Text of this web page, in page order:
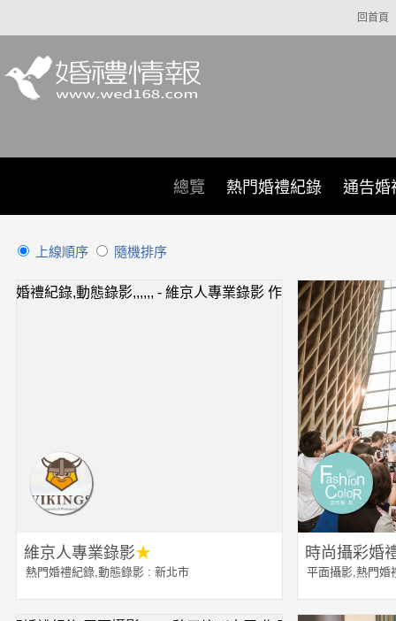
回首頁
總覽 熱門婚禮紀錄 通告婚
上線順序 隨機排序
維京人專業錄影★
熱門婚禮紀錄,動態錄影 : 新北市
時尚攝彩婚
平面攝影,熱門婚